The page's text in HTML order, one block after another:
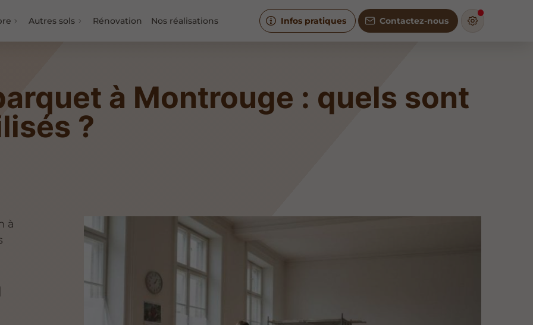
Autres sols Rénovation Nos réalisations Infos pratiques Contactez-nous
à Montrouge : quels sont
?
à